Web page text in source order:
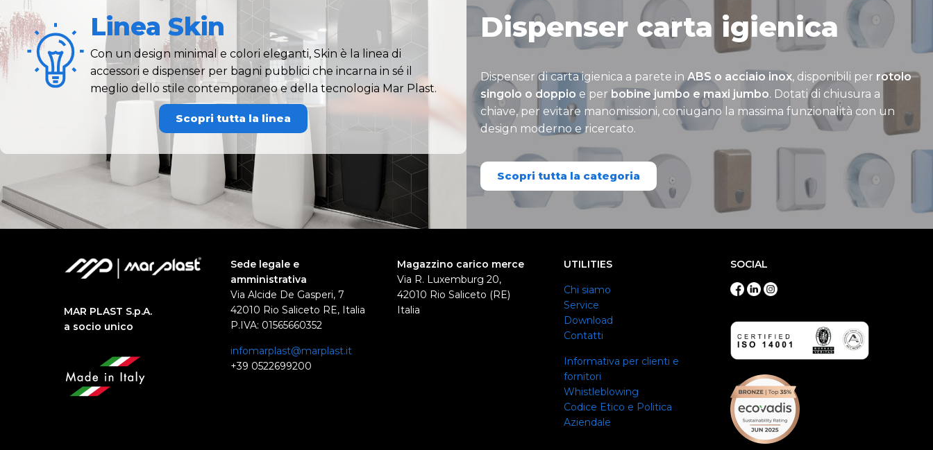
Linea Skin
Con un design minimal e colori eleganti, Skin è la linea di
accessori e dispenser per bagni pubblici che incarna in sé il
meglio dello stile contemporaneo e della tecnologia Mar Plast.
Scopri tutta la linea
Dispenser carta igienica
Dispenser di carta igienica a parete inABS o acciaio inox, disponibili per rotolo
singolo o doppio e per bobine jumbo e maxi jumbo. Dotati di chiusura a
chiave, per evitare manomissioni, coniugano la massima funzionalità con un
design moderno e ricercato.
Scopri tutta la categoria
MAR PLAST S.p.A.
a socio unico
Sede legale e
amministrativa
Via Alcide De Gasperi, 7
42010 Rio Saliceto RE, Italia
P.IVA: 01565660352
infomarplast@marplast.it
+39 0522699200
Magazzino carico merce
Via R. Luxemburg 20,
42010 Rio Saliceto (RE)
Italia
UTILITIES
Chi siamo
Service
Download
Contatti
Informativa per clienti e
fornitori
Whistleblowing
Codice Etico e Politica
Aziendale
SOCIAL